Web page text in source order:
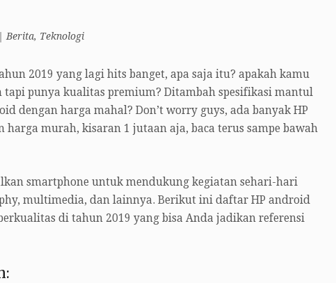
Berita, Teknologi
2019 yang lagi hits banget, apa saja itu? apakah kamu
tapi punya kualitas premium? Ditambah spesifikasi mantul
dengan harga mahal? Don’t worry guys, ada banyak HP
murah, kisaran 1 jutaan aja, baca terus sampe bawah
smartphone untuk mendukung kegiatan sehari-hari
multimedia, dan lainnya. Berikut ini daftar HP android
di tahun 2019 yang bisa Anda jadikan referensi